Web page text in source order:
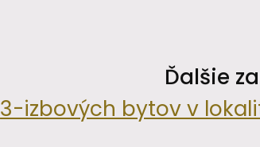
Ďalšie
3-izbových bytov v